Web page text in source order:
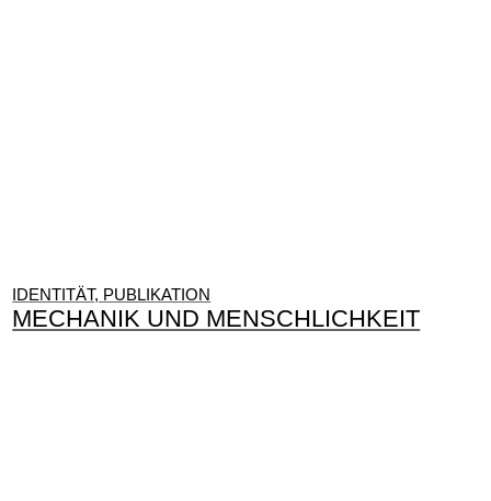
IDENTITÄT, PUBLIKATION
MECHANIK UND MENSCHLICHKEIT